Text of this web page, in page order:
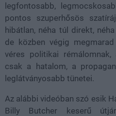
legfontosabb,
pontos szuperhősös
hibátlan, néha túl direkt,
de közben végig
véres politikai rémálomnak,
csak a hatalom, a
leglátványosabb tünetei.
Az alábbi videóban szó esik
Billy Butcher keserű